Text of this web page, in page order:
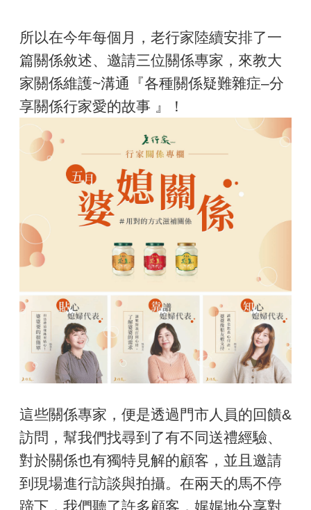
所以在今年每個月，老行家陸續安排了一
篇關係敘述、邀請三位關係專家，來教大
家關係維護~溝通『各種關係疑難雜症–分
享關係行家愛的故事 』！
這些關係專家，便是透過門市人員的回饋&
訪問，幫我們找尋到了有不同送禮經驗、
對於關係也有獨特見解的顧客，並且邀請
到現場進行訪談與拍攝。在兩天的馬不停
蹄下，我們聽了許多顧客，娓娓地分享對